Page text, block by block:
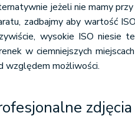
jeżeli nie mamy
zadbajmy aby wartość
wysokie ISO niesie
w ciemniejszych
względem możliwości.